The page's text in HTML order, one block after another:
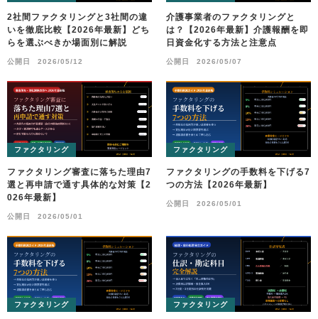
2社間ファクタリングと3社間の違
いを徹底比較【2026年最新】どち
らを選ぶべきか場面別に解説
公開日 2026/05/12
介護事業者のファクタリングと
は？【2026年最新】介護報酬を即
日資金化する方法と注意点
公開日 2026/05/07
ファクタリング
ファクタリング審査に落ちた理由7
選と再申請で通す具体的な対策【2
026年最新】
公開日 2026/05/01
ファクタリング
ファクタリングの手数料を下げる7
つの方法【2026年最新】
公開日 2026/05/01
ファクタリング ファクタリング